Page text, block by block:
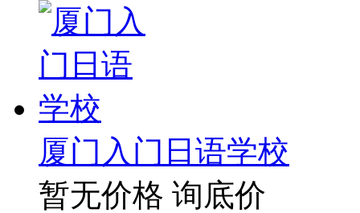
厦门入门日语学校
暂无价格 询底价